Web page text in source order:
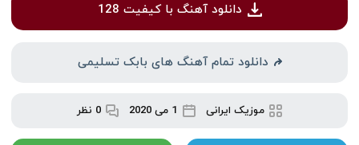
دانلود آهنگ با کیفیت 128
دانلود تمام آهنگ های بابک تسلیمی
موزیک ایرانی 1 می 2020 0 نظر